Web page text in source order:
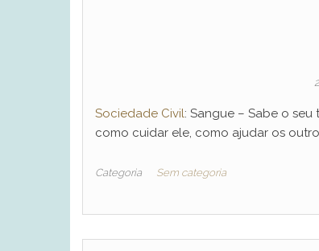
Sociedade Civil: Sangue – Sabe o
como cuidar ele, como ajudar os
Categoria Sem categoria